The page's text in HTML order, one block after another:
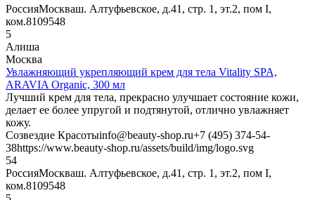
РоссияМоскваш. Алтуфьевское, д.41, стр. 1, эт.2, пом I,
ком.8109548
5
Алиша
Москва
Увлажняющий укрепляющий крем для тела Vitality SPA,
ARAVIA Organic, 300 мл
Лучший крем для тела, прекрасно улучшает состояние кожи,
делает ее более упругой и подтянутой, отлично увлажняет
кожу.
Созвездие Красотыinfo@beauty-shop.ru+7 (495) 374-54-
38https://www.beauty-shop.ru/assets/build/img/logo.svg
54
РоссияМоскваш. Алтуфьевское, д.41, стр. 1, эт.2, пом I,
ком.8109548